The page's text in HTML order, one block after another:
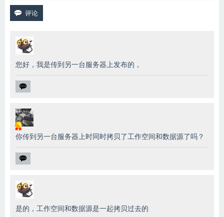
您好，我是传到另一台服务器上发布的，
你传到另一台服务器上时同时拷贝了工作空间和数据源了吗？
是的，工作空间和数据源是一起拷贝过去的